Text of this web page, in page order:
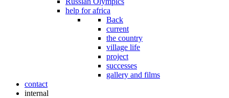
help for africa
Back
current
the country
village life
project
successes
gallery and films
contact
internal